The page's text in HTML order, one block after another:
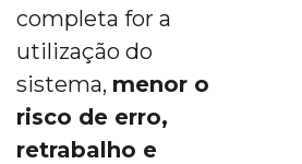
completa for a
utilização do
sistema, menor o
risco de erro,
retrabalho e